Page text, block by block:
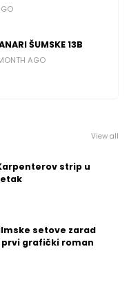
ŠUMSKE 13B
AGO
View all
strip u
setove zarad
grafički roman